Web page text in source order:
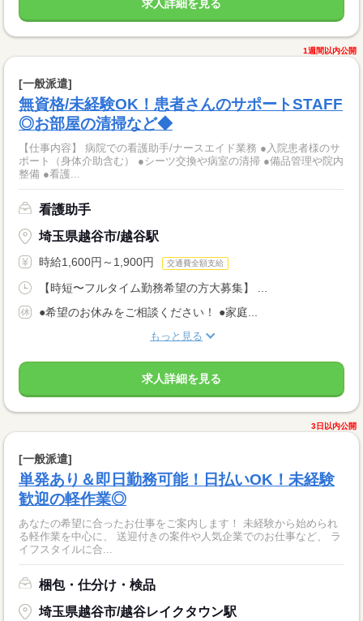
求人詳細を見る
1週間以内公開
[一般派遣]
無資格/未経験OK！患者さんのサポートSTAFF
◎お部屋の清掃など◆
【仕事内容】 病院での看護助手/ナースエイド業務 ●入院患者様のサ
ポート（身体介助含む） ●シーツ交換や病室の清掃 ●備品管理や院内
整備 ●看護...
看護助手
埼玉県越谷市/越谷駅
時給1,600円～1,900円 交通費全額支給
【時短〜フルタイム勤務希望の方大募集】 ...
●希望のお休みをご相談ください！ ●家庭...
もっと見る
求人詳細を見る
3日以内公開
[一般派遣]
単発あり＆即日勤務可能！日払いOK！未経験
歓迎の軽作業◎
あなたの希望に合ったお仕事をご案内します！ 未経験から始められ
る軽作業を中心に、 送迎付きの案件や人気企業でのお仕事など、 ラ
イフスタイルに合...
梱包・仕分け・検品
埼玉県越谷市/越谷レイクタウン駅